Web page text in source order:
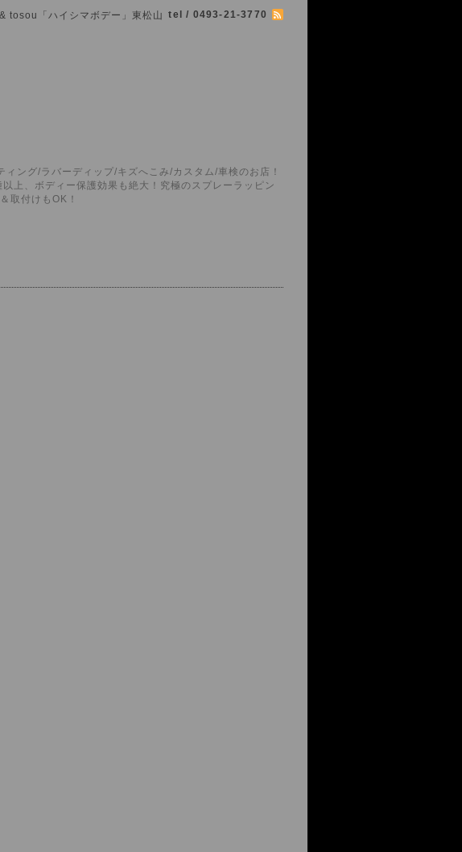
tosou「ハイシマボデー」東松山 tel / 0493-21-3770
ング/ラバーディップ/キズへこみ/カスタム/車検のお店！
上、ボディー保護効果も絶大！究極のスプレーラッピン
取付けもOK！